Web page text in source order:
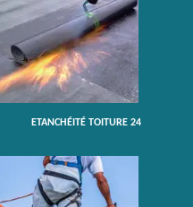
ETANCHÉITÉ TOITURE 24